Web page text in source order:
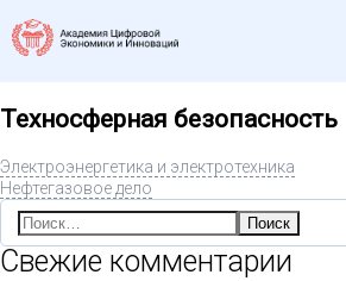
Техносферная безопасность
Электроэнергетика и электротехника
Нефтегазовое дело
Найти:
Свежие комментарии